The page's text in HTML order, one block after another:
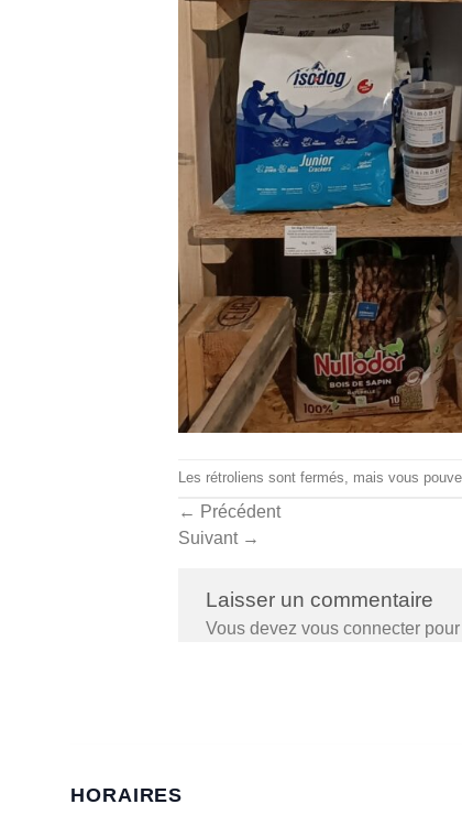
Les rétroliens sont fermés, mais vous
← Précédent
Suivant →
Laisser un commentaire
Vous devez vous connecter
HORAIRES